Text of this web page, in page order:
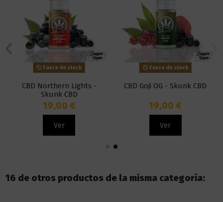
Fuera de stock
CBD Northern Lights -
Skunk CBD
19,00 €
Ver
Fuera de stock
CBD Goji OG - Skunk CBD
19,00 €
Ver
16 de otros productos de la misma categoría: